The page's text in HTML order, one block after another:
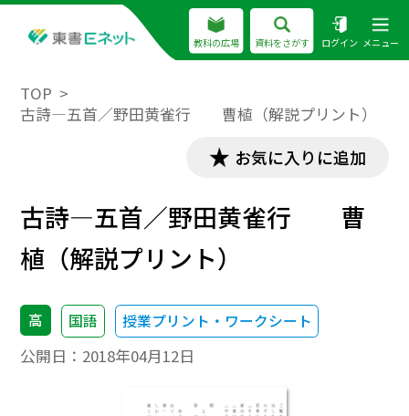
教科の広場 資料をさがす ログイン メニュー
TOP
古詩―五首／野田黄雀行 曹植（解説プリント）
お気に入りに追加
古詩―五首／野田黄雀行 曹
植（解説プリント）
高 国語 授業プリント・ワークシート
公開日： 2018年04月12日